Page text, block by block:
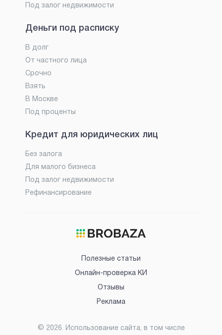
Под залог недвижимости
Деньги под расписку
В долг
От частного лица
Срочно
Взять
В Москве
Под проценты
Кредит для юридических лиц
Без залога
Для малого бизнеса
Под залог недвижимости
Рефинансирование
Полезные статьи
Онлайн-проверка КИ
Отзывы
Реклама
© 2026. Использование сайта, в том числе